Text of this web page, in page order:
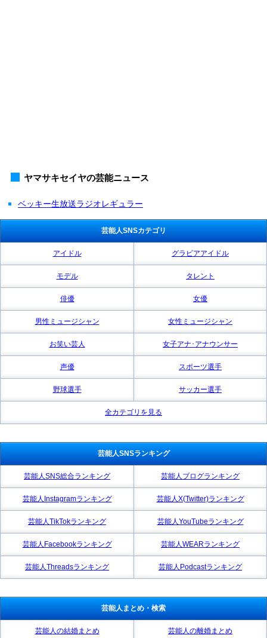
ヤマサキセイヤの芸能ニュース
ベッキー生放送ラジオレギュラー
芸能人SNSカテゴリ
アイドル グラビアアイドル
モデル タレント
俳優 女優
男性ミュージシャン 女性ミュージシャン
お笑い芸人 女子アナ･アナウンサー
声優 スポーツ選手
野球選手 サッカー選手
全カテゴリを見る
芸能人SNSランキング
芸能人SNS総合ランキング 芸能人ブログランキング
芸能人Instagramランキング 芸能人X(Twitter)ランキング
芸能人TikTokランキング 芸能人YouTubeランキング
芸能人Facebookランキング 芸能人WEARランキング
芸能人Threadsランキング 芸能人Podcastランキング
芸能人まとめ・検索
芸能人の結婚まとめ 芸能人の離婚まとめ